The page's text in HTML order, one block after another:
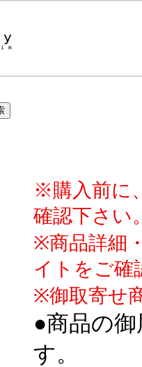
※購入前に
確認下さい
※商品詳細
イトをご確
※御取寄せ
●商品の
す。